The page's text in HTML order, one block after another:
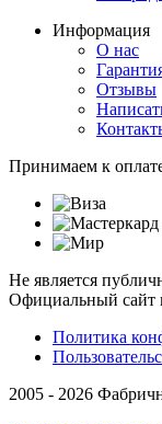
Информация
О нас
Отзывы
Принимаем к
Не является
Официальный сайт
Политика
2005 - 2026